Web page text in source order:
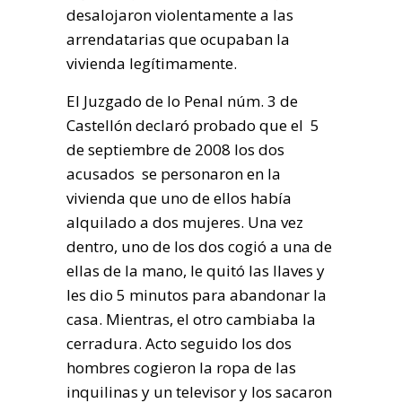
desalojaron violentamente a las
arrendatarias que ocupaban la
vivienda legítimamente.
El Juzgado de lo Penal núm. 3 de
Castellón declaró probado que el 5
de septiembre de 2008 los dos
acusados se personaron en la
vivienda que uno de ellos había
alquilado a dos mujeres. Una vez
dentro, uno de los dos cogió a una de
ellas de la mano, le quitó las llaves y
les dio 5 minutos para abandonar la
casa. Mientras, el otro cambiaba la
cerradura. Acto seguido los dos
hombres cogieron la ropa de las
inquilinas y un televisor y los sacaron